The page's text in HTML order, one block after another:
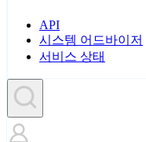
API
시스템 어드바이저
서비스 상태